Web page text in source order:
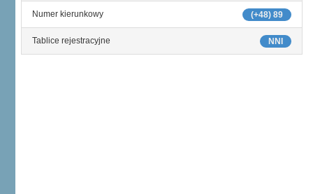
(+48) 89
Numer kierunkowy
NNI
Tablice rejestracyjne